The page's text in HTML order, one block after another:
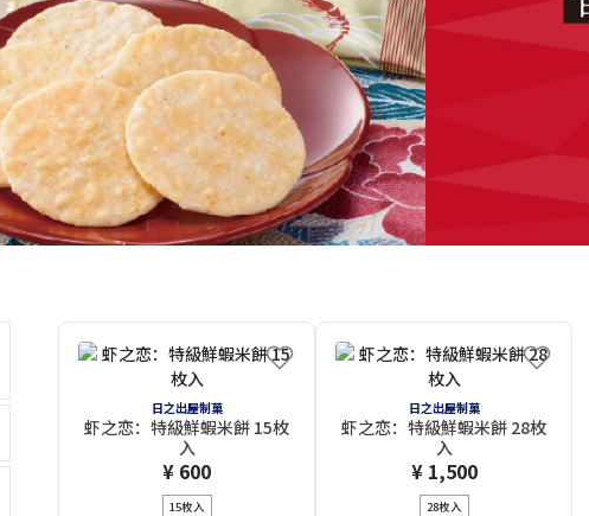
日之出屋制菓
虾之恋：特級鮮蝦米餅 15枚
入
¥ 600
15枚入
日之出屋制菓
虾之恋：特級鮮蝦米餅 28枚
入
¥ 1,500
28枚入